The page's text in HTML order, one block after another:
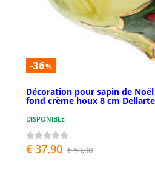
-36%
Décoration pour sapin de
fond crème houx 8 cm
DISPONIBLE
€ 37,90 € 59,00